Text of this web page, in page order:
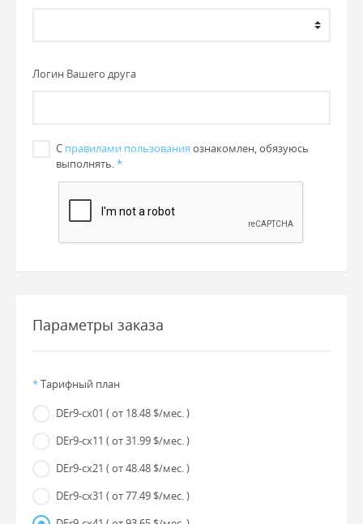
Логин Вашего друга
С правилами пользования ознакомлен, обязуюсь
выполнять.*
Параметры заказа
*Тарифный план
DEr9-cx01 ( от 18.48 $/мес. )
DEr9-cx11 ( от 31.99 $/мес. )
DEr9-cx21 ( от 48.48 $/мес. )
DEr9-cx31 ( от 77.49 $/мес. )